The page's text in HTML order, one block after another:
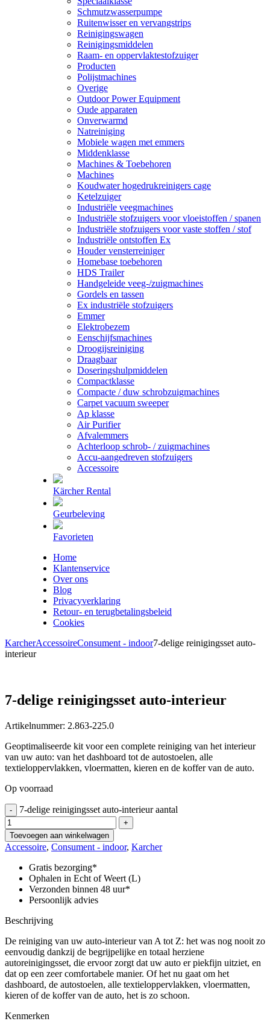
Schmutzwasserpumpe
Ruitenwisser en vervangstrips
Reinigingswagen
Reinigingsmiddelen
Raam- en oppervlaktestofzuiger
Producten
Polijstmachines
Overige
Outdoor Power Equipment
Oude apparaten
Onverwarmd
Natreiniging
Mobiele wagen met emmers
Middenklasse
Machines & Toebehoren
Machines
Koudwater hogedrukreinigers cage
Ketelzuiger
Industriële veegmachines
Industriële stofzuigers voor vloeistoffen / spanen
Industriële stofzuigers voor vaste stoffen / stof
Industriële ontstoffen Ex
Houder vensterreiniger
Homebase toebehoren
HDS Trailer
Handgeleide veeg-/zuigmachines
Gordels en tassen
Ex industriële stofzuigers
Emmer
Elektrobezem
Eenschijfsmachines
Droogijsreiniging
Draagbaar
Doseringshulpmiddelen
Compactklasse
Compacte / duw schrobzuigmachines
Carpet vacuum sweeper
Ap klasse
Air Purifier
Afvalemmers
Achterloop schrob- / zuigmachines
Accu-aangedreven stofzuigers
Accessoire
Kärcher Rental
Geurbeleving
Favorieten
Home
Klantenservice
Over ons
Blog
Privacyverklaring
Retour- en terugbetalingsbeleid
Cookies
KarcherAccessoireConsument - indoor7-delige reinigingsset auto-
interieur
7-delige reinigingsset auto-interieur
Artikelnummer: 2.863-225.0
Geoptimaliseerde kit voor een complete reiniging van het interieur
van uw auto: van het dashboard tot de autostoelen, alle
textieloppervlakken, vloermatten, kieren en de koffer van de auto.
Op voorraad
- 7-delige reinigingsset auto-interieur aantal
+
Toevoegen aan winkelwagen
Accessoire, Consument - indoor, Karcher
Gratis bezorging*
Ophalen in Echt of Weert (L)
Verzonden binnen 48 uur*
Persoonlijk advies
Beschrijving
De reiniging van uw auto-interieur van A tot Z: het was nog nooit zo
eenvoudig dankzij de begrijpelijke en totaal herziene
autoreinigingsset, die ervoor zorgt dat uw auto er piekfijn uitziet, en
dat op een zeer comfortabele manier. Of het nu gaat om het
dashboard, de autostoelen, alle textieloppervlakken, vloermatten,
kieren of de koffer van de auto, het is zo schoon.
Kenmerken